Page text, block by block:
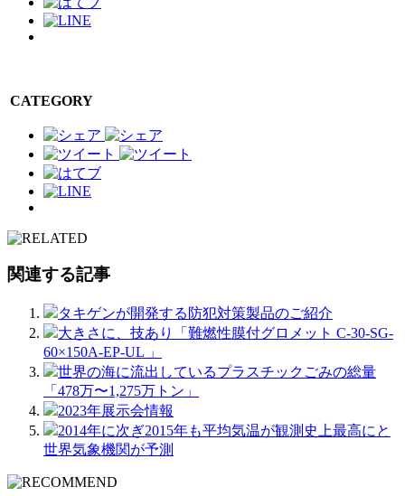
CATEGORY
関連する記事
タキゲンが開発する防犯対策製品のご紹介
大きさに、技あり「難燃性膜付グロメット C-30-SG-
60×150A-EP-UL 」
世界の海に流出しているプラスチックごみの総量
「478万〜1,275万トン」
2023年展示会情報
2014年に次ぎ2015年も平均気温が観測史上最高にと
世界気象機関が予測